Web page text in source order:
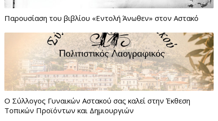
Παρουσίαση του βιβλίου «Εντολή Άνωθεν» στον Αστακό
Ο Σύλλογος Γυναικών Αστακού σας καλεί στην Έκθεση
Τοπικών Προϊόντων και Δημιουργιών